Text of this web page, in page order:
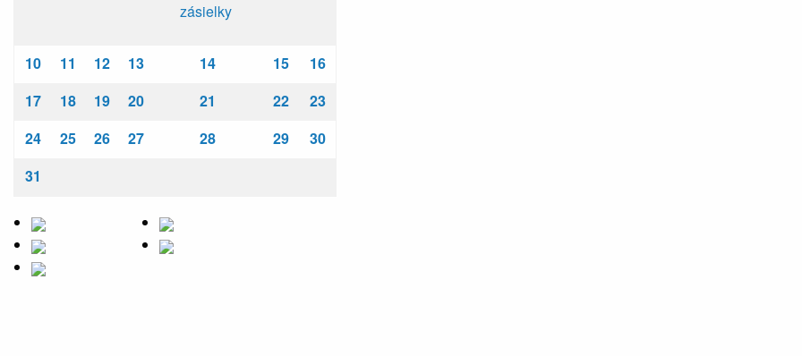
zásielky
10 11 12 13 14 15
16
17
18 19 20 21 22
23
24
25 26 27 28 29
30
31